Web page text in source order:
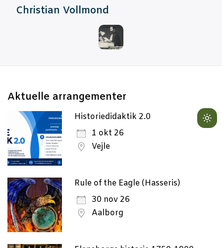
Chri­sti­an Vollmond
Aktu­el­le arrangementer
Historiedidaktik 2.0
1 okt 26
Vejle
Rule of the Eagle (Hasseris)
30 nov 26
Aalborg